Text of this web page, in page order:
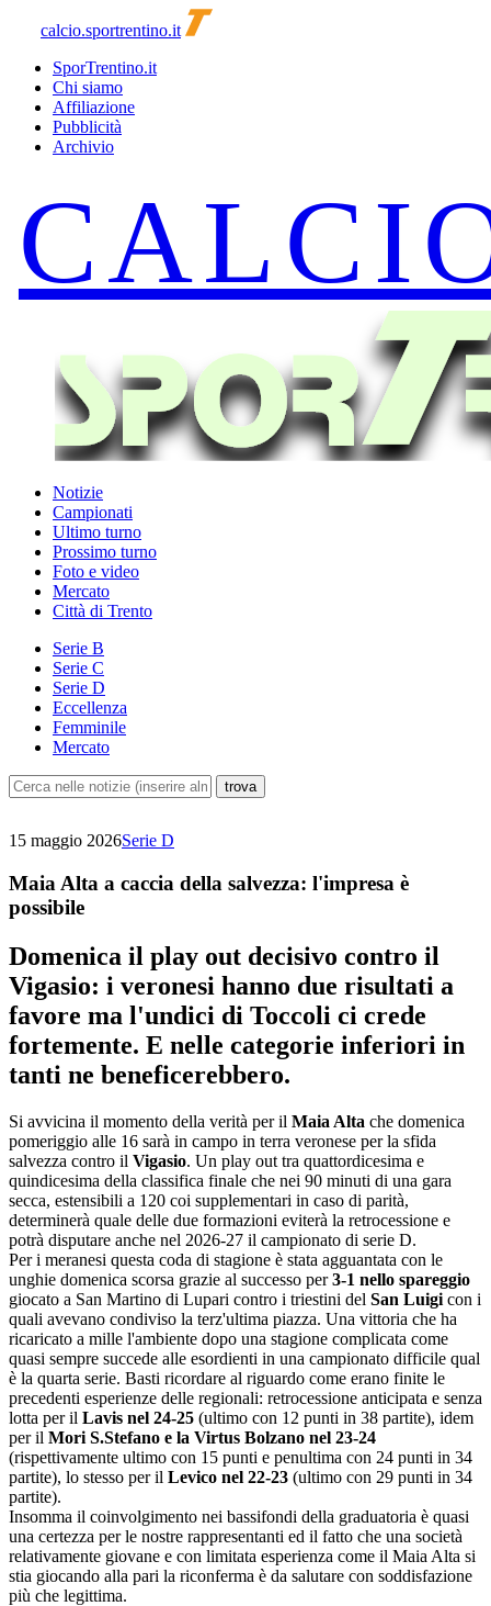
calcio.sportrentino.it
SporTrentino.it
Chi siamo
Affiliazione
Pubblicità
Archivio
Notizie
Campionati
Ultimo turno
Prossimo turno
Foto e video
Mercato
Città di Trento
Serie B
Serie C
Serie D
Eccellenza
Femminile
Mercato
15 maggio 2026Serie D
Maia Alta a caccia della salvezza: l'impresa è
possibile
Domenica il play out decisivo contro il
Vigasio: i veronesi hanno due risultati a
favore ma l'undici di Toccoli ci crede
fortemente. E nelle categorie inferiori in
tanti ne beneficerebbero.
Si avvicina il momento della verità per il Maia Alta che domenica
pomeriggio alle 16 sarà in campo in terra veronese per la sfida
salvezza contro il Vigasio. Un play out tra quattordicesima e
quindicesima della classifica finale che nei 90 minuti di una gara
secca, estensibili a 120 coi supplementari in caso di parità,
determinerà quale delle due formazioni eviterà la retrocessione e
potrà disputare anche nel 2026-27 il campionato di serie D.
Per i meranesi questa coda di stagione è stata agguantata con le
unghie domenica scorsa grazie al successo per3-1 nello spareggio
giocato a San Martino di Lupari contro i triestini del San Luigi con i
quali avevano condiviso la terz'ultima piazza. Una vittoria che ha
ricaricato a mille l'ambiente dopo una stagione complicata come
quasi sempre succede alle esordienti in una campionato difficile qual
è la quarta serie. Basti ricordare al riguardo come erano finite le
precedenti esperienze delle regionali: retrocessione anticipata e senza
lotta per il Lavis nel 24-25 (ultimo con 12 punti in 38 partite), idem
per il Mori S.Stefano e la Virtus Bolzano nel 23-24
(rispettivamente ultimo con 15 punti e penultima con 24 punti in 34
partite), lo stesso per il Levico nel 22-23 (ultimo con 29 punti in 34
partite).
Insomma il coinvolgimento nei bassifondi della graduatoria è quasi
una certezza per le nostre rappresentanti ed il fatto che una società
relativamente giovane e con limitata esperienza come il Maia Alta si
stia giocando alla pari la riconferma è da salutare con soddisfazione
più che legittima.